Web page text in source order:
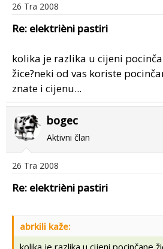
26 Tra 2008
Re: elektrièni pastiri
kolika je razlika u cijeni
žice?neki od vas koriste
znate i cijenu...
bogec
Aktivni član
26 Tra 2008
Re: elektrièni pastiri
abrkili kaže:
kolika je razlika u cijeni pocinčane